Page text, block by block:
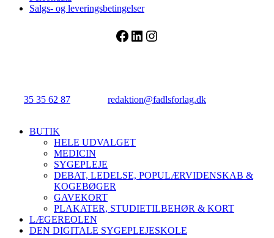
Salgs- og leveringsbetingelser
Facebook
LinkedIn
Instagram
35 35 62 87 redaktion@fadlsforlag.dk
Close
BUTIK
HELE UDVALGET
MEDICIN
SYGEPLEJE
DEBAT, LEDELSE, POPULÆRVIDENSKAB &
KOGEBØGER
GAVEKORT
PLAKATER, STUDIETILBEHØR & KORT
LÆGEREOLEN
DEN DIGITALE SYGEPLEJESKOLE